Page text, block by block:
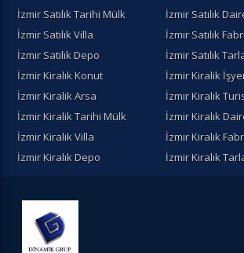
İzmir Satılık Tarihi Mülk
İzmir Satılık
İzmir Satılık Villa
İzmir Satılık
İzmir Satılık Depo
İzmir Satılık
İzmir Kiralık Konut
İzmir Kiralik
İzmir Kiralik Arsa
İzmir Kiralık
İzmir Kiralik Tarihi Mülk
İzmir Kiralık
İzmir Kiralık Villa
İzmir Kiralık
İzmir Kiralık Depo
İzmir Kiralık